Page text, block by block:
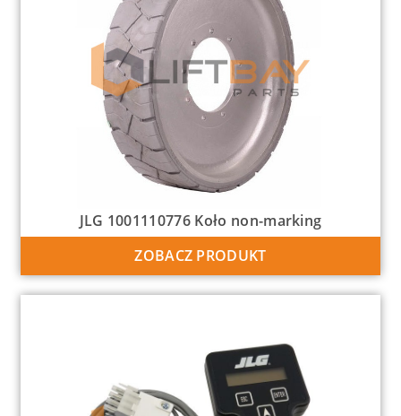
JLG 1001110776 Koło non-marking
ZOBACZ PRODUKT